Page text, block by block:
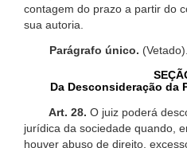
contagem do prazo a partir do
sua autoria.
Parágrafo único. (Vetado).
Da Desconsideração da
Art. 28. O juiz poderá
jurídica da sociedade quando,
houver abuso de direito,